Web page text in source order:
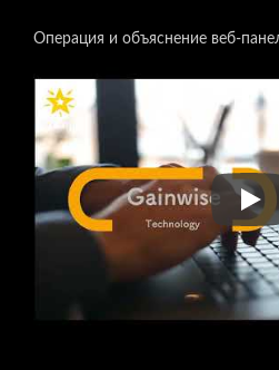
Операция и объяснение веб-